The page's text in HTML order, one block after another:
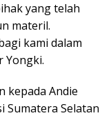
yang telah
materil.
kami dalam
Yongki.
kepada Andie
Sumatera Selatan